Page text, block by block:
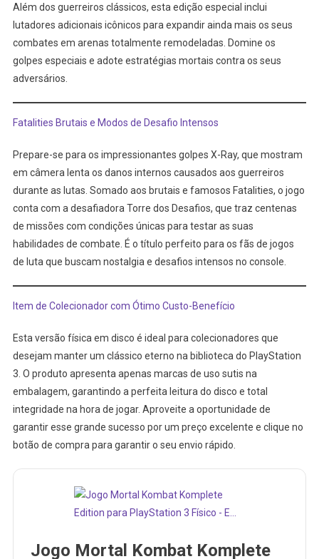
Além dos guerreiros clássicos, esta edição especial inclui
lutadores adicionais icônicos para expandir ainda mais os seus
combates em arenas totalmente remodeladas. Domine os
golpes especiais e adote estratégias mortais contra os seus
adversários.
Fatalities Brutais e Modos de Desafio Intensos
Prepare-se para os impressionantes golpes X-Ray, que mostram
em câmera lenta os danos internos causados aos guerreiros
durante as lutas. Somado aos brutais e famosos Fatalities, o jogo
conta com a desafiadora Torre dos Desafios, que traz centenas
de missões com condições únicas para testar as suas
habilidades de combate. É o título perfeito para os fãs de jogos
de luta que buscam nostalgia e desafios intensos no console.
Item de Colecionador com Ótimo Custo-Benefício
Esta versão física em disco é ideal para colecionadores que
desejam manter um clássico eterno na biblioteca do PlayStation
3. O produto apresenta apenas marcas de uso sutis na
embalagem, garantindo a perfeita leitura do disco e total
integridade na hora de jogar. Aproveite a oportunidade de
garantir esse grande sucesso por um preço excelente e clique no
botão de compra para garantir o seu envio rápido.
Jogo Mortal Kombat Komplete